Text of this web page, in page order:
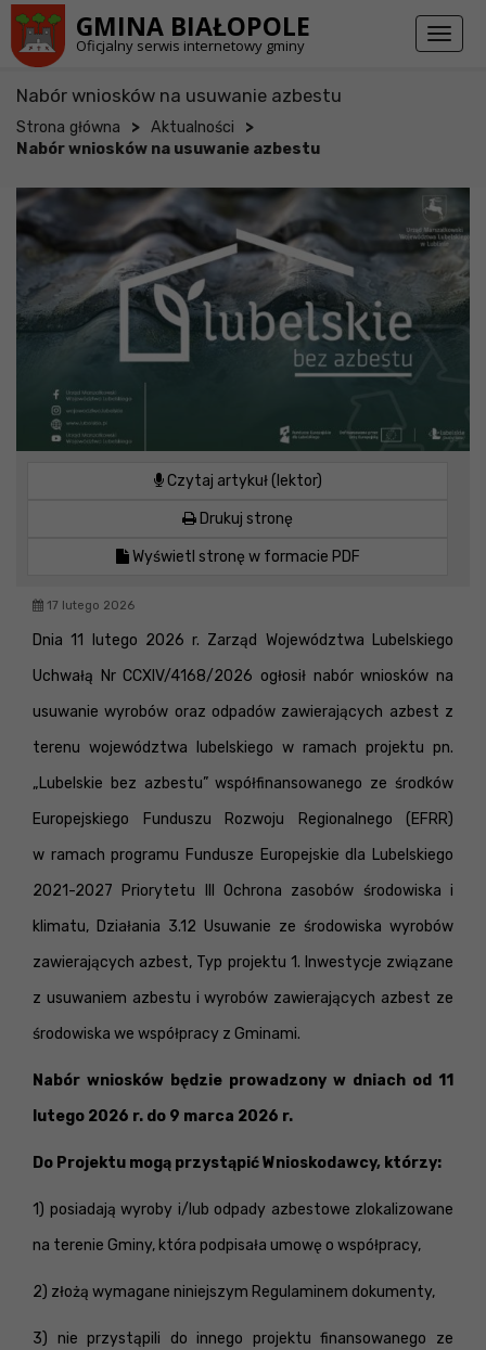
GMINA BIAŁOPOLE
Oficjalny serwis internetowy gminy
Toggle
Nabór wniosków na usuwanie azbestu
Strona główna > Aktualności >
Nabór wniosków na usuwanie azbestu
Czytaj artykuł (lektor)
Drukuj stronę
Wyświetl stronę w formacie PDF
17 lutego 2026
Dnia 11 lutego 2026 r. Zarząd Województwa Lubelskiego
Uchwałą Nr CCXIV/4168/2026 ogłosił nabór wniosków na
usuwanie wyrobów oraz odpadów zawierających azbest z
terenu województwa lubelskiego w ramach projektu pn.
„Lubelskie bez azbestu” współfinansowanego ze środków
Europejskiego Funduszu Rozwoju Regionalnego (EFRR)
w ramach programu Fundusze Europejskie dla Lubelskiego
2021-2027 Priorytetu III Ochrona zasobów środowiska i
klimatu, Działania 3.12 Usuwanie ze środowiska wyrobów
zawierających azbest, Typ projektu 1. Inwestycje związane
z usuwaniem azbestu i wyrobów zawierających azbest ze
środowiska we współpracy z Gminami.
Nabór wniosków będzie prowadzony w dniach od 11
lutego 2026 r. do 9 marca 2026 r.
Do Projektu mogą przystąpić Wnioskodawcy, którzy:
1) posiadają wyroby i/lub odpady azbestowe zlokalizowane
na terenie Gminy, która podpisała umowę o współpracy,
2) złożą wymagane niniejszym Regulaminem dokumenty,
3) nie przystąpili do innego projektu finansowanego ze